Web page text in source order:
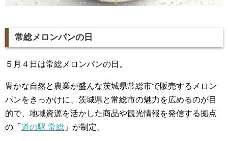
常総メロンパンの日
５月４日は常総メロンパンの日。
豊かな自然と農業が盛んな茨城県常総市で販売するメロン
パンをきっかけに、茨城県と常総市の魅力を広めるのが目
的で、地域資源を活かした商品や観光情報を発信する拠点
の「 道の駅 常総 」が制定。